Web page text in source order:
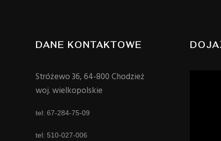
DANE KONTAKTOWE
Stróżewo 36, 64-800 Chodzież
woj. wielkopolskie
tel: 67-284-75-09
tel: 510-027-006